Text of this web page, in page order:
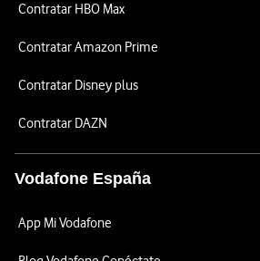
Contratar HBO Max
Contratar Amazon Prime
Contratar Disney plus
Contratar DAZN
Vodafone España
App Mi Vodafone